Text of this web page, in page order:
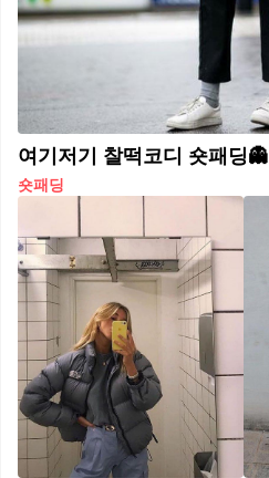
여기저기 찰떡코디 숏패딩👻
숏패딩